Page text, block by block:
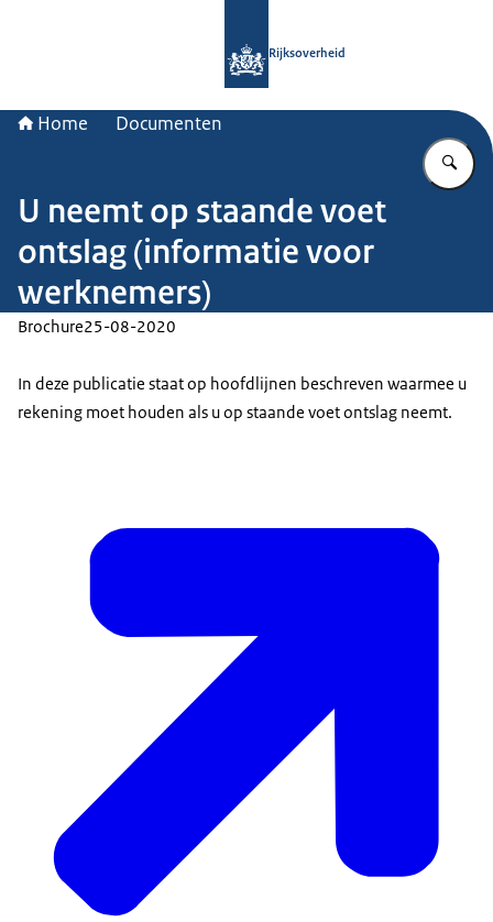
Rijksoverheid
Home Documenten
U neemt op staande voet
ontslag (informatie voor
werknemers)
Brochure25-08-2020
In deze publicatie staat op hoofdlijnen beschreven waarmee u
rekening moet houden als u op staande voet ontslag neemt.